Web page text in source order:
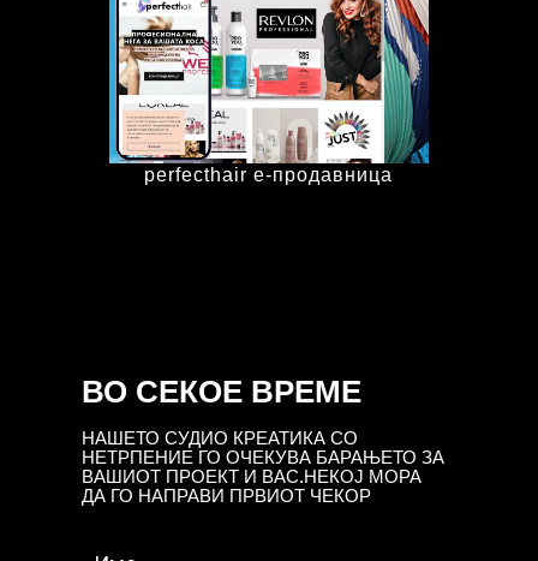
perfecthair е-продавница
ВО СЕКОЕ ВРЕМЕ
НАШЕТО СУДИО КРЕАТИКА СО
НЕТРПЕНИЕ ГО ОЧЕКУВА БАРАЊЕТО ЗА
ВАШИОТ ПРОЕКТ И ВАС.НЕКОЈ МОРА
ДА ГО НАПРАВИ ПРВИОТ ЧЕКОР